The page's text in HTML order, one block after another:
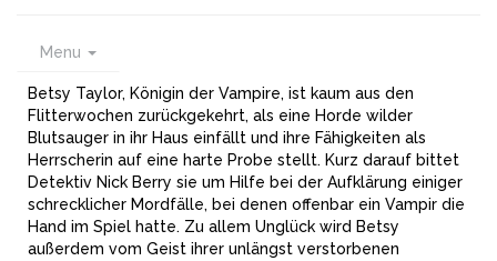
Menu
Betsy Taylor, Königin der Vampire, ist kaum aus den
Flitterwochen zurückgekehrt, als eine Horde wilder
Blutsauger in ihr Haus einfällt und ihre Fähigkeiten als
Herrscherin auf eine harte Probe stellt. Kurz darauf bittet
Detektiv Nick Berry sie um Hilfe bei der Aufklärung einiger
schrecklicher Mordfälle, bei denen offenbar ein Vampir die
Hand im Spiel hatte. Zu allem Unglück wird Betsy
außerdem vom Geist ihrer unlängst verstorbenen